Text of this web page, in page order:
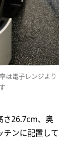
は電子レンジより
さ26.7cm、奥
チンに配置して